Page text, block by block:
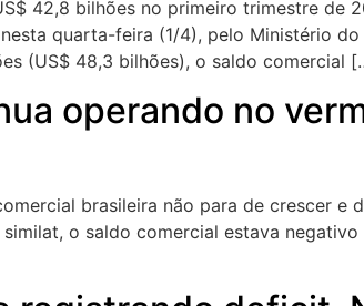
42,8 bilhões no primeiro trimestre de
quarta-feira (1/4), pelo Ministério
(US$ 48,3 bilhões), o saldo comercial
operando no
brasileira não para de crescer e
o saldo comercial estava